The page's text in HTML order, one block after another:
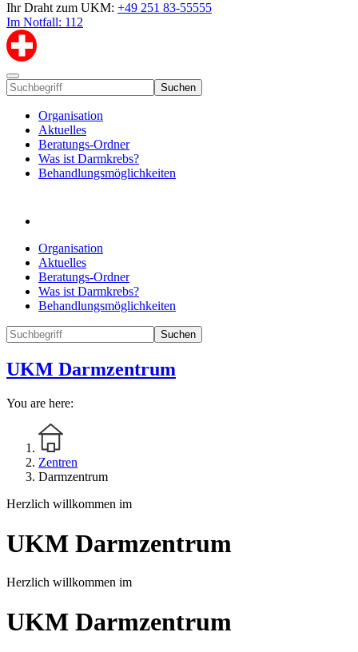
Ihr Draht zum UKM: +49 251 83-55555
Im Notfall: 112
Suchen
Organisation
Aktuelles
Beratungs-Ordner
Was ist Darmkrebs?
Behandlungsmöglichkeiten
Organisation
Aktuelles
Beratungs-Ordner
Was ist Darmkrebs?
Behandlungsmöglichkeiten
Suchen
UKM Darmzentrum
You are here:
Zentren
Darmzentrum
Herzlich willkommen im
UKM Darmzentrum
Herzlich willkommen im
UKM Darmzentrum